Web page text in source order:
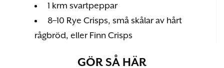
1 krm svartpeppar
8–10 Rye Crisps, små skålar av hårt
rågbröd, eller Finn Crisps
GÖR SÅ HÄR